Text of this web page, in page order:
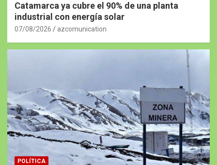
Catamarca ya cubre el 90% de una planta
industrial con energía solar
07/08/2026 azcomunication
POLÍTICA